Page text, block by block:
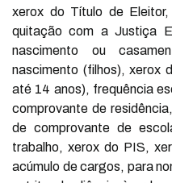
xerox do Título de
quitação com a Justiça
nascimento ou
nascimento (filhos), xerox
até 14 anos), frequência
comprovante de
de comprovante de
trabalho, xerox do PIS,
acúmulo de cargos, para